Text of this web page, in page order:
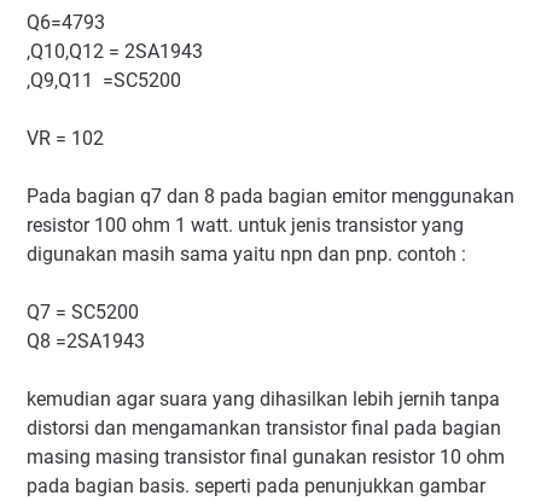
Q6=4793
,Q10,Q12 = 2SA1943
,Q9,Q11 =SC5200
VR = 102
Pada bagian q7 dan 8 pada bagian emitor menggunakan
resistor 100 ohm 1 watt. untuk jenis transistor yang
digunakan masih sama yaitu npn dan pnp. contoh :
Q7 = SC5200
Q8 =2SA1943
kemudian agar suara yang dihasilkan lebih jernih tanpa
distorsi dan mengamankan transistor final pada bagian
masing masing transistor final gunakan resistor 10 ohm
pada bagian basis. seperti pada penunjukkan gambar